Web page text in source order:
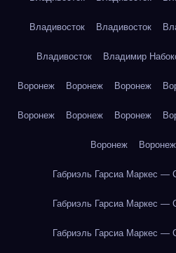
Владивосток Владивосток
Владивосток Владимир
Воронеж Воронеж Воронеж
Воронеж Воронеж Воронеж
Воронеж Воронеж
Габриэль Гарсиа Маркес —
Габриэль Гарсиа Маркес —
Габриэль Гарсиа Маркес —